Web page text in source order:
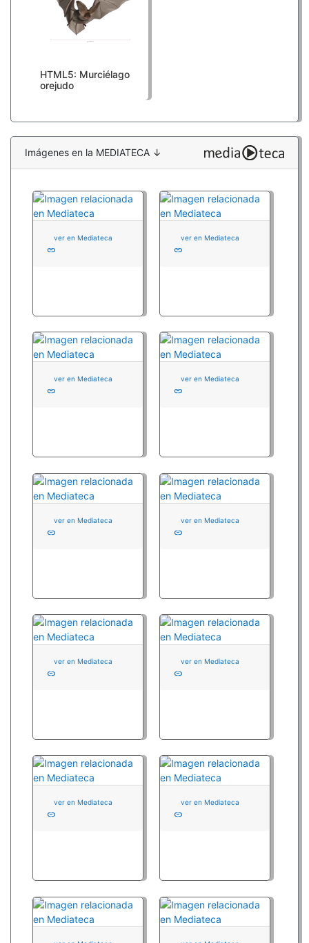
HTML5: Murciélago
orejudo
Imágenes en la MEDIATECA ↓
ver en Mediateca
link
ver en Mediateca
link
ver en Mediateca
link
ver en Mediateca
link
ver en Mediateca
link
ver en Mediateca
link
ver en Mediateca
link
ver en Mediateca
link
ver en Mediateca
link
ver en Mediateca
link